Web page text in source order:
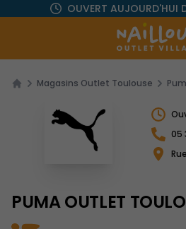
OUVERT AUJOURD'HUI
Magasins Outlet Toulouse
05
PUMA OUTLET